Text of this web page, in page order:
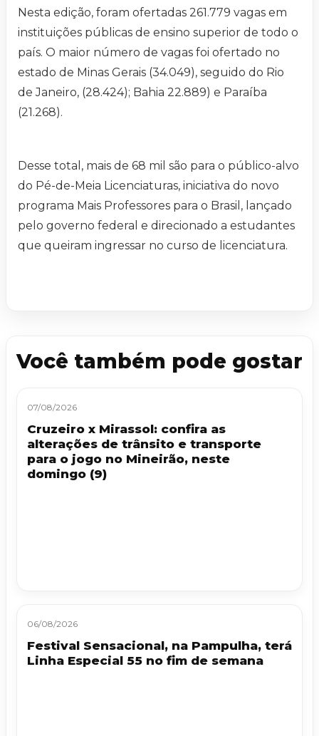
Nesta edição, foram ofertadas 261.779 vagas em
instituições públicas de ensino superior de todo o
país. O maior número de vagas foi ofertado no
estado de Minas Gerais (34.049), seguido do Rio
de Janeiro, (28.424); Bahia 22.889) e Paraíba
(21.268).
Desse total, mais de 68 mil são para o público-alvo
do Pé-de-Meia Licenciaturas, iniciativa do novo
programa Mais Professores para o Brasil, lançado
pelo governo federal e direcionado a estudantes
que queiram ingressar no curso de licenciatura.
Você também pode gostar
07/08/2026
Cruzeiro x Mirassol: confira as
alterações de trânsito e transporte
para o jogo no Mineirão, neste
domingo (9)
06/08/2026
Festival Sensacional, na Pampulha, terá
Linha Especial 55 no fim de semana